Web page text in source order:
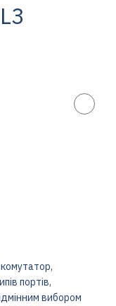
портів,
вибором